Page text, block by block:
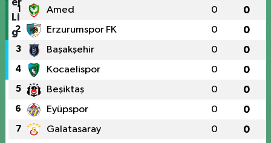
1 Amed 0 0
2 Erzurumspor FK 0 0
3 Başakşehir 0 0
4 Kocaelispor 0 0
5 Beşiktaş 0 0
6 Eyüpspor 0 0
7 Galatasaray 0 0